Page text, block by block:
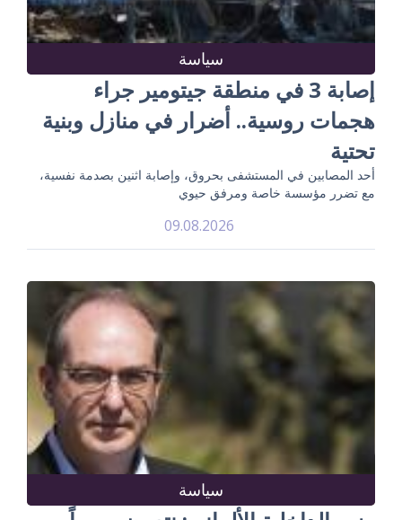
سياسة
إصابة 3 في منطقة جيتومير جراء
هجمات روسية.. أضرار في منازل وبنية
تحتية
أحد المصابين في المستشفى بحروق، وإصابة اثنين بصدمة نفسية،
مع تضرر مؤسسة خاصة ومرفق حيوي
09.08.2026
سياسة